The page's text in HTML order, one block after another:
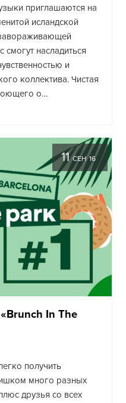
приглашаются на
исландской
смогут насладиться
и
коллектива. Чистая
о…
11СЕН 16
In The
получить
много разных
друзья со всех